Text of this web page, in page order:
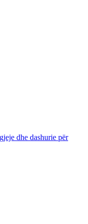
dhe dashurie për